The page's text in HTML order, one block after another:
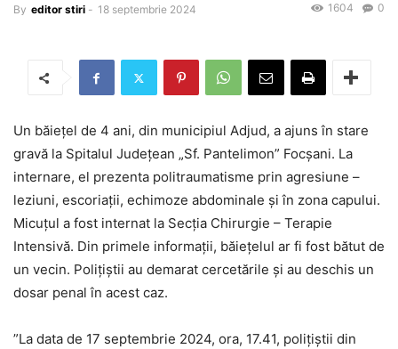
By editor stiri - 18 septembrie 2024 0
1604
Un băiețel de 4 ani, din municipiul Adjud, a ajuns în stare
gravă la Spitalul Județean „Sf. Pantelimon” Focșani. La
internare, el prezenta politraumatisme prin agresiune –
leziuni, escoriații, echimoze abdominale și în zona capului.
Micuțul a fost internat la Secția Chirurgie – Terapie
Intensivă. Din primele informații, băiețelul ar fi fost bătut de
un vecin. Polițiștii au demarat cercetările și au deschis un
dosar penal în acest caz.
”La data de 17 septembrie 2024, ora, 17.41, polițiștii din